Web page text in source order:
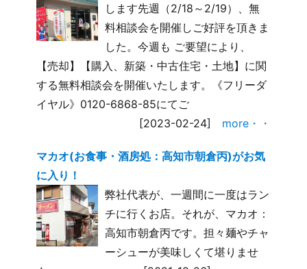
します先週（2/18～2/19）、無
料相談会を開催しご好評を頂きま
した。今週も ご要望により、
【売却】【購入、新築・中古住宅・土地】に関
する無料相談会を開催いたします。《フリーダ
イヤル》0120-6868-85にてご
[2023-02-24] more・・
マカオ(お食事・酒房処：高知市朝倉丙)がお気
に入り！
弊社代表が、一週間に一度はラン
チに行くお店。それが、マカオ：
高知市朝倉丙です。担々麺やチャ
ーシューが美味しくて堪りませ